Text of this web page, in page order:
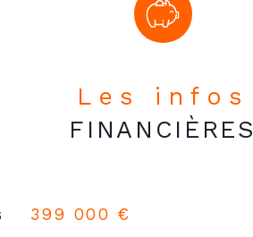
Les infos
FINANCIÈRES
399 000 €